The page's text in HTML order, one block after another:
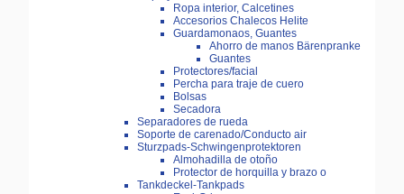
Ropa interior, Calcetines
Accesorios Chalecos Helite
Guardamonaos, Guantes
Ahorro de manos Bärenpranke
Guantes
Protectores/facial
Percha para traje de cuero
Bolsas
Secadora
Separadores de rueda
Soporte de carenado/Conducto air
Sturzpads-Schwingenprotektoren
Almohadilla de otoño
Protector de horquilla y brazo o
Tankdeckel-Tankpads